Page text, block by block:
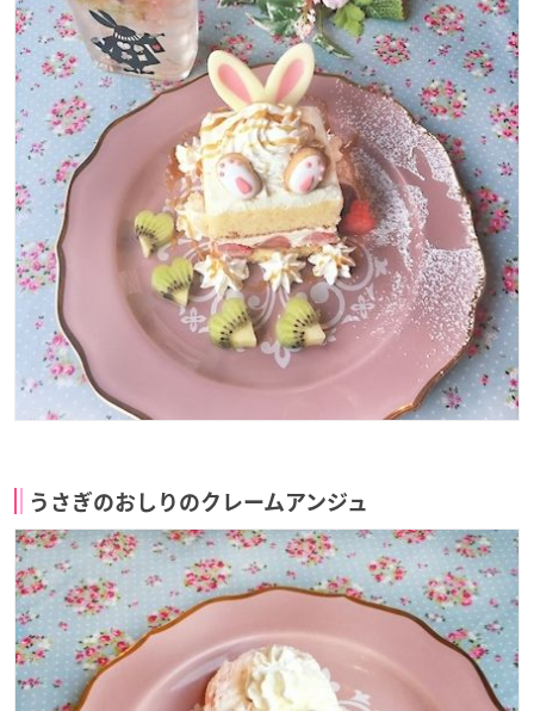
うさぎのおしりのクレームアンジュ